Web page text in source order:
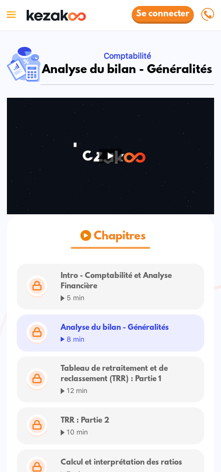
Se connecter
Comptabilité
Analyse du bilan - Généralités
Chapitres
Intro - Comptabilité et Analyse
Financière
5 min
Analyse du bilan - Généralités
8 min
Tableau de retraitement et de
reclassement (TRR) : Partie 1
12 min
TRR : Partie 2
10 min
Calcul et interprétation des ratios